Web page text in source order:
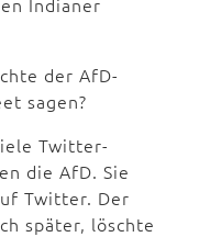
der AfD-
sagen?
Twitter-
die AfD. Sie
Twitter. Der
später, löschte